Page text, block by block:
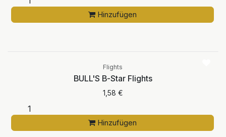
Hinzufügen
Flights
BULL'S B-Star Flights
1,58 €
Hinzufügen